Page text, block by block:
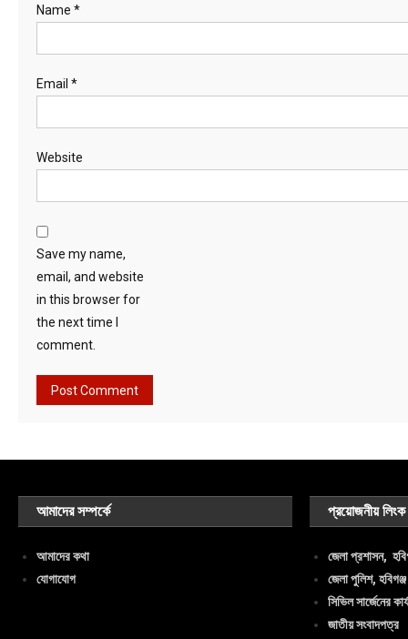
Name *
Email *
Website
Save my name,
email, and website
in this browser for
the next time I
comment.
আমাদের সম্পর্কে
আমাদের কথা
যোগাযোগ
প্রয়োজনীয় লিংক
জেলা প্রশাসন,
জেলা পুলিশ, হবিগঞ্জ
সিভিল সার্জেনের
জাতীয় সংবাদপত্র